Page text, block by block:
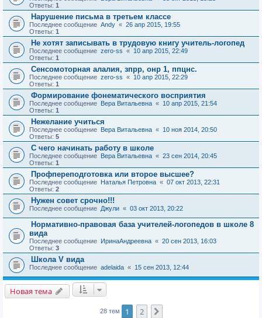
Ответы: 1
Нарушение письма в третьем классе
Последнее сообщение Andy « 26 апр 2015, 19:55
Ответы: 1
Не хотят записывать в трудовую книгу учитель-логопед
Последнее сообщение zero-ss « 10 апр 2015, 22:49
Ответы: 1
Сенсомоторная алалия, зпрр, онр 1, ппцнс.
Последнее сообщение zero-ss « 10 апр 2015, 22:29
Ответы: 1
Формирование фонематического восприятия
Последнее сообщение Вера Витальевна « 10 апр 2015, 21:54
Ответы: 1
Нежелание учиться
Последнее сообщение Вера Витальевна « 10 ноя 2014, 20:50
Ответы: 5
С чего начинать работу в школе
Последнее сообщение Вера Витальевна « 23 сен 2014, 20:45
Ответы: 1
Профпереподготовка или второе высшее?
Последнее сообщение Наталья Петровна « 07 окт 2013, 22:31
Ответы: 2
Нужен совет срочно!!!
Последнее сообщение Джули « 03 окт 2013, 20:22
Нормативно-правовая база учителей-логопедов в школе 8
вида
Последнее сообщение ИринаАндреевна « 20 сен 2013, 16:03
Ответы: 3
Школа V вида
Последнее сообщение adelaida « 15 сен 2013, 12:44
Новая тема
28 тем 1 2